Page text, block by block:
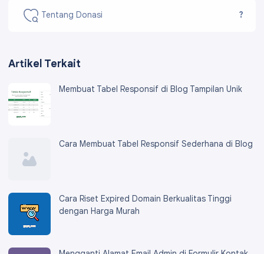
Tentang Donasi ?
Artikel Terkait
Membuat Tabel Responsif di Blog Tampilan Unik
Cara Membuat Tabel Responsif Sederhana di Blog
Cara Riset Expired Domain Berkualitas Tinggi
dengan Harga Murah